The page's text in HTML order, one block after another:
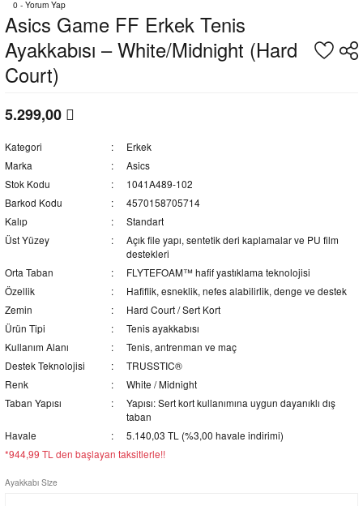
0 - Yorum Yap
Asics Game FF Erkek Tenis
Ayakkabısı – White/Midnight (Hard
Court)
5.299,00
Kategori
Erkek
Marka
Asics
Stok Kodu
1041A489-102
Barkod Kodu
4570158705714
Kalıp
Standart
Üst Yüzey
Açık file yapı, sentetik deri kaplamalar ve PU film
destekleri
Orta Taban
FLYTEFOAM™ hafif yastıklama teknolojisi
Özellik
Hafiflik, esneklik, nefes alabilirlik, denge ve destek
Zemin
Hard Court / Sert Kort
Ürün Tipi
Tenis ayakkabısı
Kullanım Alanı
Tenis, antrenman ve maç
Destek Teknolojisi
TRUSSTIC®
Renk
White / Midnight
Taban Yapısı
Yapısı: Sert kort kullanımına uygun dayanıklı dış
taban
Havale
5.140,03 TL (%3,00 havale indirimi)
*944,99 TL den başlayan taksitlerle!!
Ayakkabı Size